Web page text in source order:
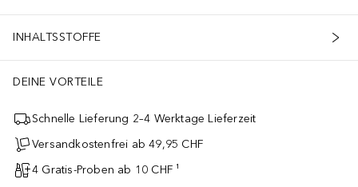
INHALTSSTOFFE
DEINE VORTEILE
Schnelle Lieferung 2–4 Werktage Lieferzeit
Versandkostenfrei ab 49,95 CHF
4 Gratis-Proben ab 10 CHF ¹